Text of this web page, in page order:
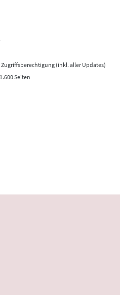
(inkl. aller Updates)
Seiten